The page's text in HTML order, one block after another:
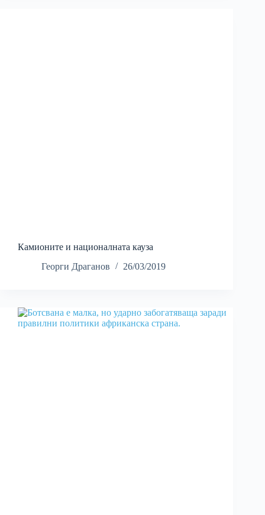
Камионите и националната кауза
Георги Драганов
26/03/2019